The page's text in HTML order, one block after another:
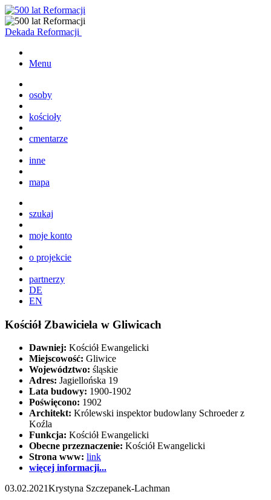
Dekada Reformacji
Menu
osoby
kościoły
cmentarze
inne
mapa
szukaj
moje konto
o projekcie
partnerzy
DE
EN
Kościół Zbawiciela w Gliwicach
Dawniej: Kościół Ewangelicki
Miejscowość: Gliwice
Województwo: śląskie
Adres: Jagiellońska 19
Lata budowy: 1900-1902
Poświęcono: 1902
Architekt: Królewski inspektor budowlany Schroeder z
Koźla
Funkcja: Kościół Ewangelicki
Obecne przeznaczenie: Kościół Ewangelicki
Strona www: link
więcej informacji...
03.02.2021Krystyna Szczepanek-Lachman